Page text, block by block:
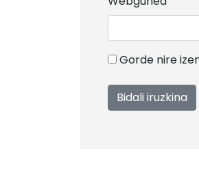
Gorde nire